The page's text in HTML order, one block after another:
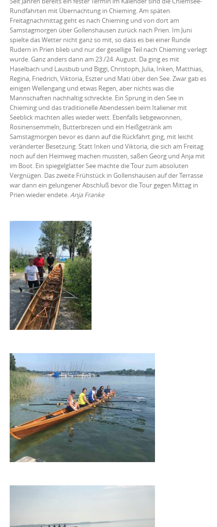
Rundfahrten mit Übernachtung in Chieming. Am späten
Freitagnachmittag geht es nach Chieming und von dort am
Samstagmorgen über Gollenshausen zurück nach Prien. Im Juni
spielte das Wetter nicht ganz so mit, so dass es bei einer Runde
Rudern in Prien blieb und nur der gesellige Teil nach Chieming verlegt
wurde. Ganz anders dann am 23./24. August. Da ging es mit
Haselbach und Lausbub und Biggi, Christoph, Julia, Inken, Matthias,
Regina, Friedrich, Viktoria, Eszter und Mati über den See. Zwar gab es
einigen Wellengang und etwas Regen, aber nichts was die
Mannschaften nachhaltig schreckte. Ein Sprung in den See in
Chieming und das traditionelle Abendessen beim Italiener mit
Seeblick machten alles wieder wett. Ebenfalls liebgewonnen,
Rosinensemmeln, Butterbrezen und ein Heißgetränk am
Samstagmorgen bevor es dann auf die Rückfahrt ging, mit leicht
veränderter Besetzung. Statt Inken und Viktoria, die sich am Freitag
noch auf den Heimweg machen mussten, saßen Georg und Anja mit
im Boot. Ein spiegelglatter See machte die Tour zum absoluten
Vergnügen. Das zweite Frühstück in Gollenshausen auf der Terrasse
war dann ein gelungener Abschluß bevor die Tour gegen Mittag in
Prien wieder endete.Anja Franke